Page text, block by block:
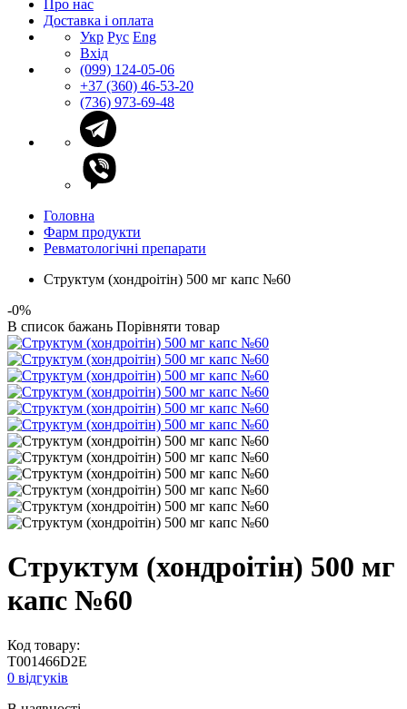
Про нас
Доставка і оплата
Укр Рус Eng
Вхід
(099) 124-05-06
+37 (360) 46-53-20
(736) 973-69-48
Головна
Фарм продукти
Ревматологічні препарати
Структум (хондроітін) 500 мг капс №60
-0%
В список бажань Порівняти товар
Структум (хондроітін) 500 мг
капс №60
Код товару:
T001466D2E
0 відгуків